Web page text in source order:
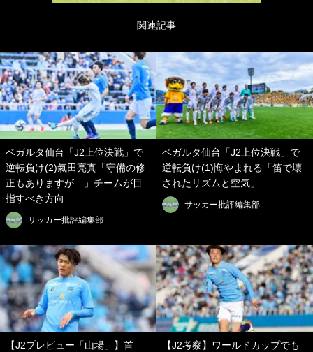
関連記事
ベガルタ仙台「J2上位決戦」で
逆転負け(2)氣田亮真「守備の修
正もありますが…」チームが目
指すべき方向
サッカー批評編集部
ベガルタ仙台「J2上位決戦」で
逆転負け(1)悔やまれる「笛で壊
されたリズムと空気」
サッカー批評編集部
【J2プレビュー「山場」】首
【J2考察】ワールドカップでも